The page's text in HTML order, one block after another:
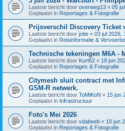
Laatste bericht door overweg13 « 05
Geplaatst in Reportages & Fotografie
Prijsverschil Discovery Ticket
Laatste bericht door jotie « 03 jul 2026,
Geplaatst in Reisinformatie &
Technische tekeningen M6A -
Laatste bericht door Kurt62 « 19 jun
Geplaatst in Reportages & Fotografie
Citymesh sluit contract met
GSM-R netwerk.
Laatste bericht door ToMiKoN « 15 jun
Geplaatst in Infrastructuur
Foto's Mei 2026
Laatste bericht door vdabeeb « 10 jun
Geplaatst in Reportages & Fotografie